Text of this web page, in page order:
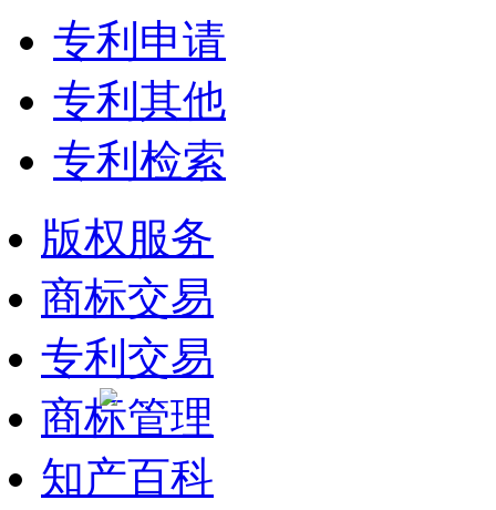
专利申请
专利其他
专利检索
版权服务
商标交易
专利交易
商标管理
知产百科